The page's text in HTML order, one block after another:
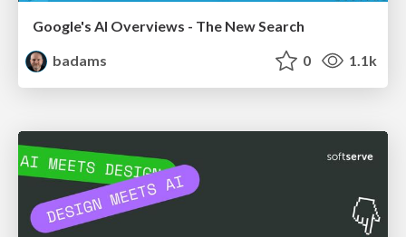
Google's AI Overviews - The New Search
badams
0 1.1k